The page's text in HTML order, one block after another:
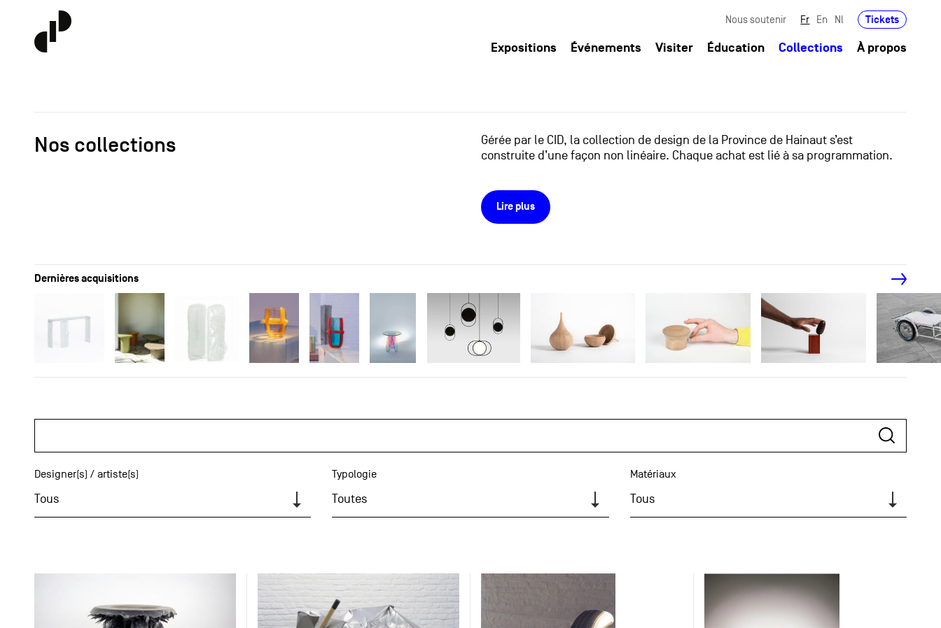
Nous soutenir Fr En Nl Tickets
Expositions Événements Visiter Éducation Collections À propos
Nos collections
Gérée par le CID, la collection de design de la Province de Hainaut s’est
construite d’une façon non linéaire. Chaque achat est lié à sa programmation.
Lire plus
Dernières acquisitions
Designer(s) / artiste(s)
Tous
Typologie
Toutes
Matériaux
Tous